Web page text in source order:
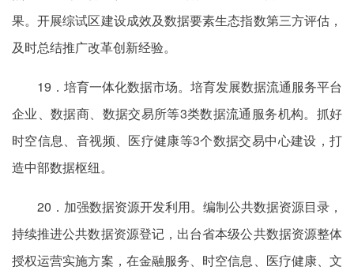
果。开展综试区建设成效及数据要素生态指数第三方评估，
及时总结推广改革创新经验。
19．培育一体化数据市场。培育发展数据流通服务平台
企业、数据商、数据交易所等3类数据流通服务机构。抓好
时空信息、音视频、医疗健康等3个数据交易中心建设，打
造中部数据枢纽。
20．加强数据资源开发利用。编制公共数据资源目录，
持续推进公共数据资源登记，出台省本级公共数据资源整体
授权运营实施方案，在金融服务、时空信息、医疗健康、文